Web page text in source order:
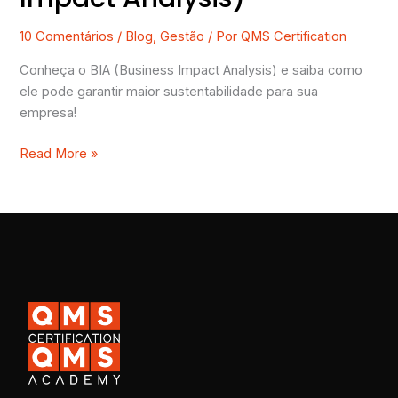
10 Comentários / Blog,Gestão / PorQMS Certification
Conheça o BIA (Business Impact Analysis) e saiba como
ele pode garantir maior sustentabilidade para sua
empresa!
Read More »